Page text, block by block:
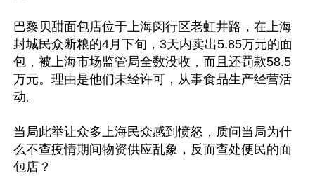
巴黎贝甜面包店位于上海闵行区老虹井路，在上海
封城民众断粮的4月下旬，3天内卖出5.85万元的面
包，被上海市场监管局全数没收，而且还罚款58.5
万元。理由是他们未经许可，从事食品生产经营活
动。
当局此举让众多上海民众感到愤怒，质问当局为什
么不查疫情期间物资供应乱象，反而查处便民的面
包店？